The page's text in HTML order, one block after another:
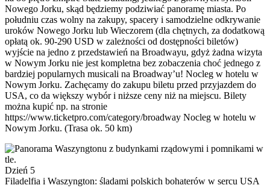
Nowego Jorku, skąd będziemy podziwiać panoramę miasta. Po
południu czas wolny na zakupy, spacery i samodzielne odkrywanie
uroków Nowego Jorku lub Wieczorem (dla chętnych, za dodatkową
opłatą ok. 90-290 USD w zależności od dostępności biletów)
wyjście na jedno z przedstawień na Broadwayu, gdyż żadna wizyta
w Nowym Jorku nie jest kompletna bez zobaczenia choć jednego z
bardziej popularnych musicali na Broadway’u! Nocleg w hotelu w
Nowym Jorku. Zachęcamy do zakupu biletu przed przyjazdem do
USA, co da większy wybór i niższe ceny niż na miejscu. Bilety
można kupić np. na stronie
https://www.ticketpro.com/category/broadway Nocleg w hotelu w
Nowym Jorku. (Trasa ok. 50 km)
Dzień 5
Filadelfia i Waszyngton: śladami polskich bohaterów w sercu USA